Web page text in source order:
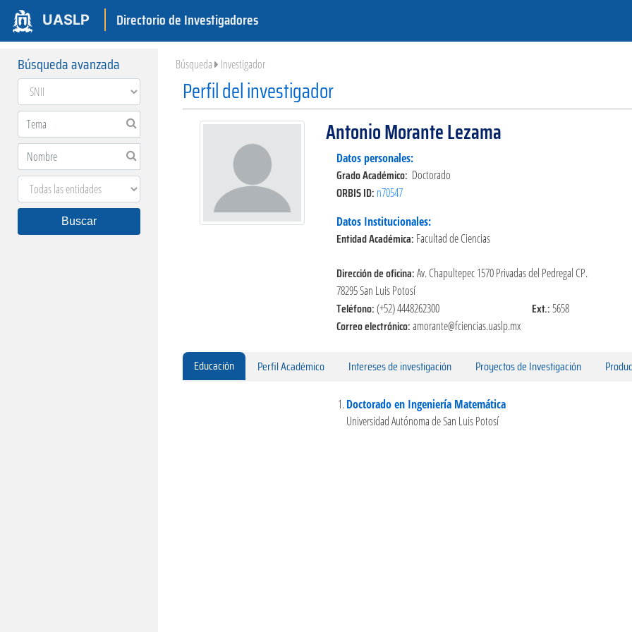
UASLP Directorio de Investigadores
Búsqueda avanzada
Buscar
Búsqueda Investigador
Perfil del investigador
Antonio Morante Lezama
Datos personales:
Grado Académico: Doctorado
ORBIS ID: n70547
Datos Institucionales:
Entidad Académica: Facultad de Ciencias
Dirección de oficina:Av. Chapultepec 1570 Privadas del Pedregal CP.
78295 San Luis Potosí
Teléfono:(+52) 4448262300 Ext.:5658
Correo electrónico:amorante@fciencias.uaslp.mx
Educación Perfil Académico Intereses de investigación Proyectos de Investigación
Doctorado en Ingeniería Matemática
Universidad Autónoma de San Luis Potosí